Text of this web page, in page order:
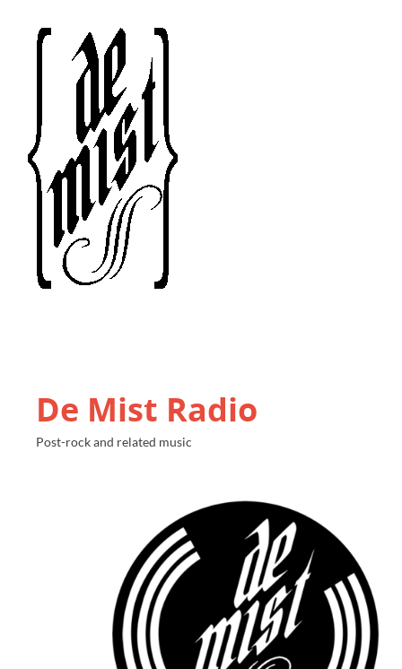
De Mist Radio
Post-rock and related music